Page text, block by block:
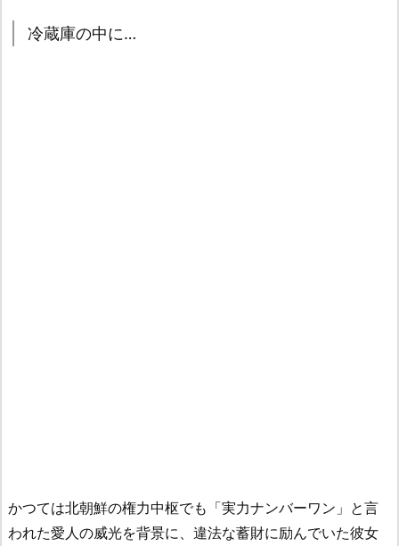
冷蔵庫の中に…
かつては北朝鮮の権力中枢でも「実力ナンバーワン」と言
われた愛人の威光を背景に、違法な蓄財に励んでいた彼女